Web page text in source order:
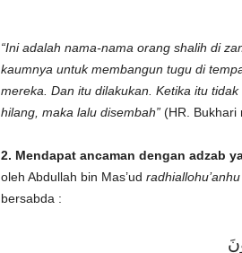
“Ini adalah nama-nama orang shalih di
kaumnya untuk membangun tugu di
mereka. Dan itu dilakukan. Ketika itu
hilang, maka lalu disembah”(HR. Bukhari
2. Mendapat ancaman dengan adzab
oleh Abdullah bin Mas’ud radhiallohu’anhu
bersabda :